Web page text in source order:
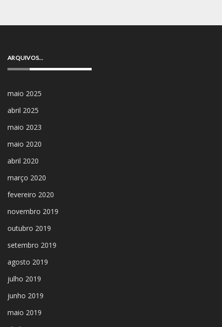
ARQUIVOS…
maio 2025
abril 2025
maio 2023
maio 2020
abril 2020
março 2020
fevereiro 2020
novembro 2019
outubro 2019
setembro 2019
agosto 2019
julho 2019
junho 2019
maio 2019